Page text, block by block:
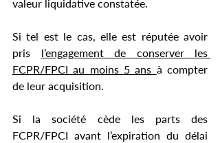
valeur liquidative constatée.
Si tel est le cas, elle est réputée avoir
pris l’engagement de conserver les
FCPR/FPCI au moins 5 ans à compter
de leur acquisition.
Si la société cède les parts des
FCPR/FPCI avant l’expiration du délai